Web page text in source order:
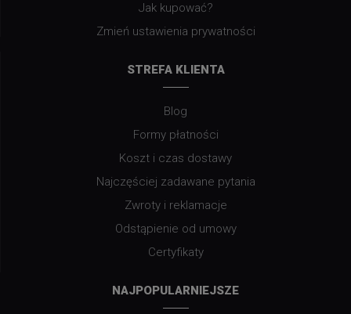
Jak kupować?
Zmień ustawienia prywatności
STREFA KLIENTA
Blog
Formy płatności
Koszt i czas dostawy
Najczęściej zadawane pytania
Zwroty i reklamacje
Odstąpienie od umowy
Certyfikaty
NAJPOPULARNIEJSZE